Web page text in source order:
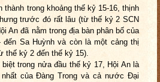
thành trong khoảng thế kỷ 15-16, thịnh
trước đó rất lâu (từ thế kỷ 2 SCN
An đã nằm trong địa bàn phân bố của
Sa Huỳnh và còn là một cảng thị
thế kỷ 2 đến thế kỷ 15).
trong nửa đầu thế kỷ 17, Hội An là
của Đàng Trong và cả nước Đại